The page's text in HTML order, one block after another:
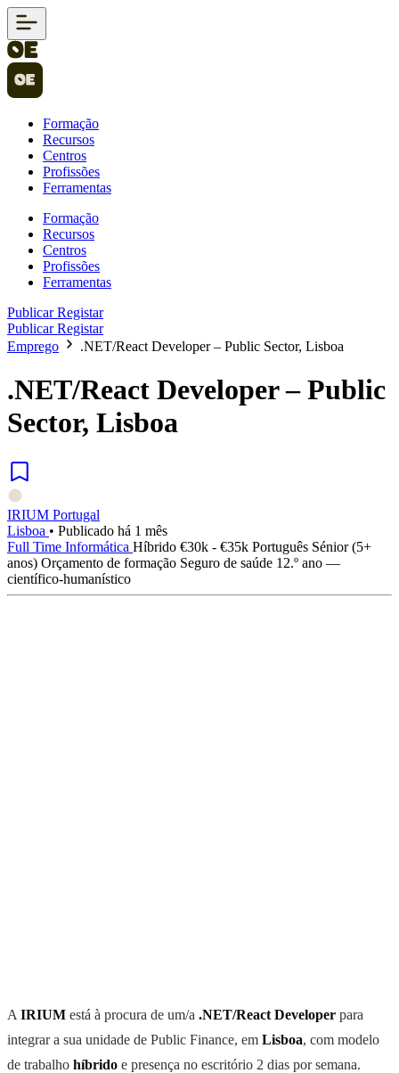
Formação
Recursos
Centros
Profissões
Ferramentas
Formação
Recursos
Centros
Profissões
Ferramentas
PublicarRegistar
PublicarRegistar
Emprego
.NET/React Developer – Public Sector, Lisboa
.NET/React Developer – Public
Sector, Lisboa
IRIUM Portugal
Lisboa • Publicado há 1 mês
Full Time Informática Híbrido €30k - €35k Português Sénior (5+
anos) Orçamento de formação Seguro de saúde 12.º ano —
científico-humanístico
A IRIUM está à procura de um/a .NET/React Developer para
integrar a sua unidade de Public Finance, em Lisboa, com modelo
de trabalho híbrido e presença no escritório 2 dias por semana.